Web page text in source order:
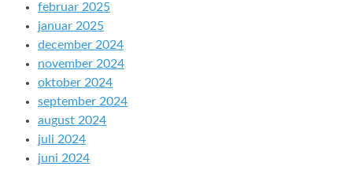
februar 2025
januar 2025
december 2024
november 2024
oktober 2024
september 2024
august 2024
juli 2024
juni 2024